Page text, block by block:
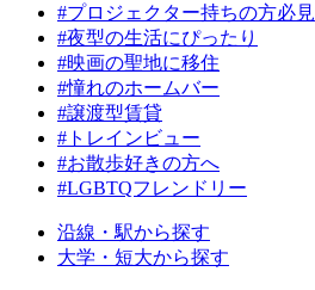
#プロジェクター持ちの方必見
#夜型の生活にぴったり
#映画の聖地に移住
#憧れのホームバー
#譲渡型賃貸
#トレインビュー
#お散歩好きの方へ
#LGBTQフレンドリー
沿線・駅から探す
大学・短大から探す